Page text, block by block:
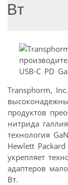
Вт
Transphorm,
продуктов
нитрида
технология
Hewlett
укрепляет
адаптеров
Вт.